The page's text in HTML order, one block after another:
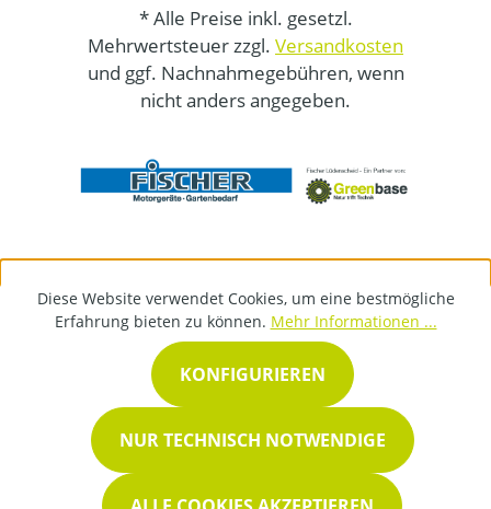
* Alle Preise inkl. gesetzl.
Mehrwertsteuer zzgl. Versandkosten
und ggf. Nachnahmegebühren, wenn
nicht anders angegeben.
Diese Website verwendet Cookies, um eine bestmögliche
Erfahrung bieten zu können. Mehr Informationen ...
NUR TECHNISCH NOTWENDIGE
KONFIGURIEREN